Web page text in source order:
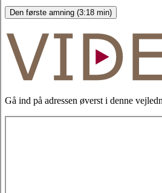
Den første amning (3:18 min)
Gå ind på adressen øverst i denne